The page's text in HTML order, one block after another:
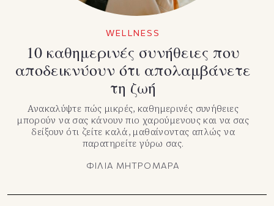
WELLNESS
10 καθημερινές συνήθειες που
αποδεικνύουν ότι απολαμβάνετε
τη ζωή
Ανακαλύψτε πώς μικρές, καθημερινές συνήθειες
μπορούν να σας κάνουν πιο χαρούμενους και να σας
δείξουν ότι ζείτε καλά, μαθαίνοντας απλώς να
παρατηρείτε γύρω σας.
ΦΙΛΙΑ ΜΗΤΡΟΜΑΡΑ